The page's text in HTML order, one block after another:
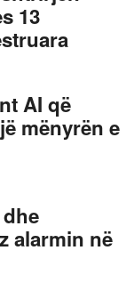
13
AI që
mënyrën e
alarmin në